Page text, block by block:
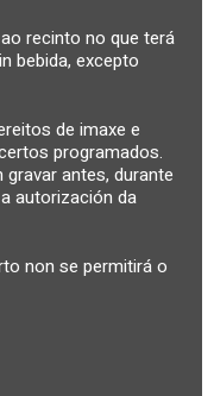
recinto no que terá
bebida, excepto
de imaxe e
programados.
antes, durante
autorización da
non se permitirá o